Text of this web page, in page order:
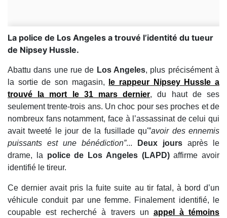
La police de Los Angeles a trouvé l’identité du tueur
de Nipsey Hussle.
Abattu dans une rue de Los Angeles, plus précisément à
la sortie de son magasin,
le rappeur Nipsey Hussle a
trouvé la mort le 31 mars dernier, du haut de ses
seulement trente-trois ans. Un choc pour ses proches et de
nombreux fans notamment, face à l’assassinat de celui qui
avait tweeté le jour de la fusillade qu'”avoir des ennemis
puissants est une bénédiction”... Deux jours après le
drame, la police de Los Angeles (LAPD)affirme avoir
identifié le tireur.
Ce dernier avait pris la fuite suite au tir fatal, à bord d’un
véhicule conduit par une femme. Finalement identifié, le
coupable est recherché à travers un appel à témoins